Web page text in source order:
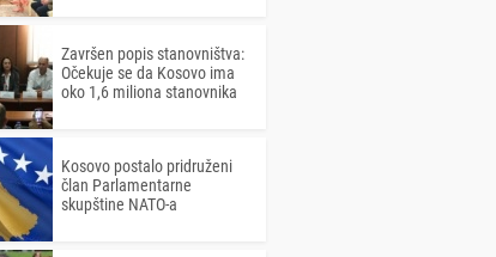
Završen popis stanovništva:
Očekuje se da Kosovo ima
oko 1,6 miliona stanovnika
Kosovo postalo pridruženi
član Parlamentarne
skupštine NATO-a